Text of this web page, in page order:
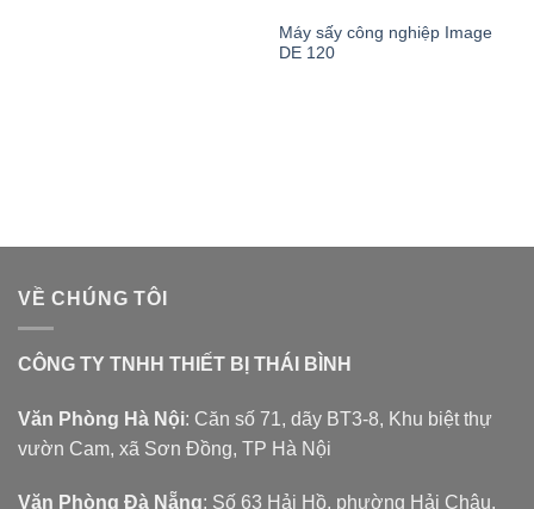
Máy sấy công nghiệp Image
DE 120
VỀ CHÚNG TÔI
CÔNG TY TNHH THIẾT BỊ THÁI BÌNH
Văn Phòng Hà Nội: Căn số 71, dãy BT3-8, Khu biệt thự
vườn Cam, xã Sơn Đồng, TP Hà Nội
Văn Phòng Đà Nẵng: Số 63 Hải Hồ, phường Hải Châu,